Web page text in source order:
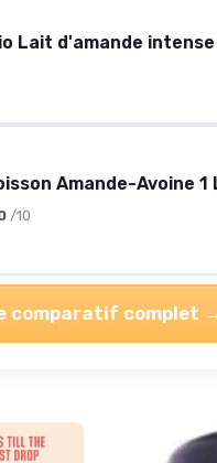
Amande-Avoine 1
/10
comparatif complet